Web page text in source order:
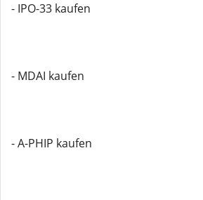
- IPO-33 kaufen
- MDAI kaufen
- A-PHIP kaufen